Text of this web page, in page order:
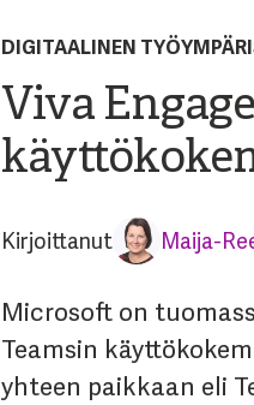
DIGITAALINEN
Viva
Kirjoittanut Maija-
Microsoft on
Teamsin
yhteen paikkaan eli